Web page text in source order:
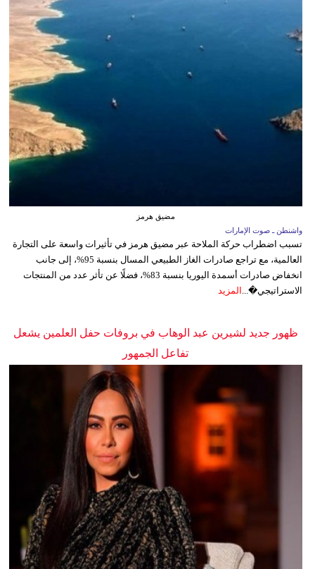
مضيق هرمز
واشنطن ـ صوت الإمارات
تسبب اضطراب حركة الملاحة عبر مضيق هرمز في تأثيرات واسعة على التجارة
العالمية، مع تراجع صادرات الغاز الطبيعي المسال بنسبة 95%، إلى جانب
انخفاض صادرات أسمدة اليوريا بنسبة 83%، فضلًا عن تأثر عدد من المنتجات
الاستراتيجي�... المزيد
ظهور جديد لشيرين عبد الوهاب في بروفات حفل العلمين يشعل
تفاعل الجمهور